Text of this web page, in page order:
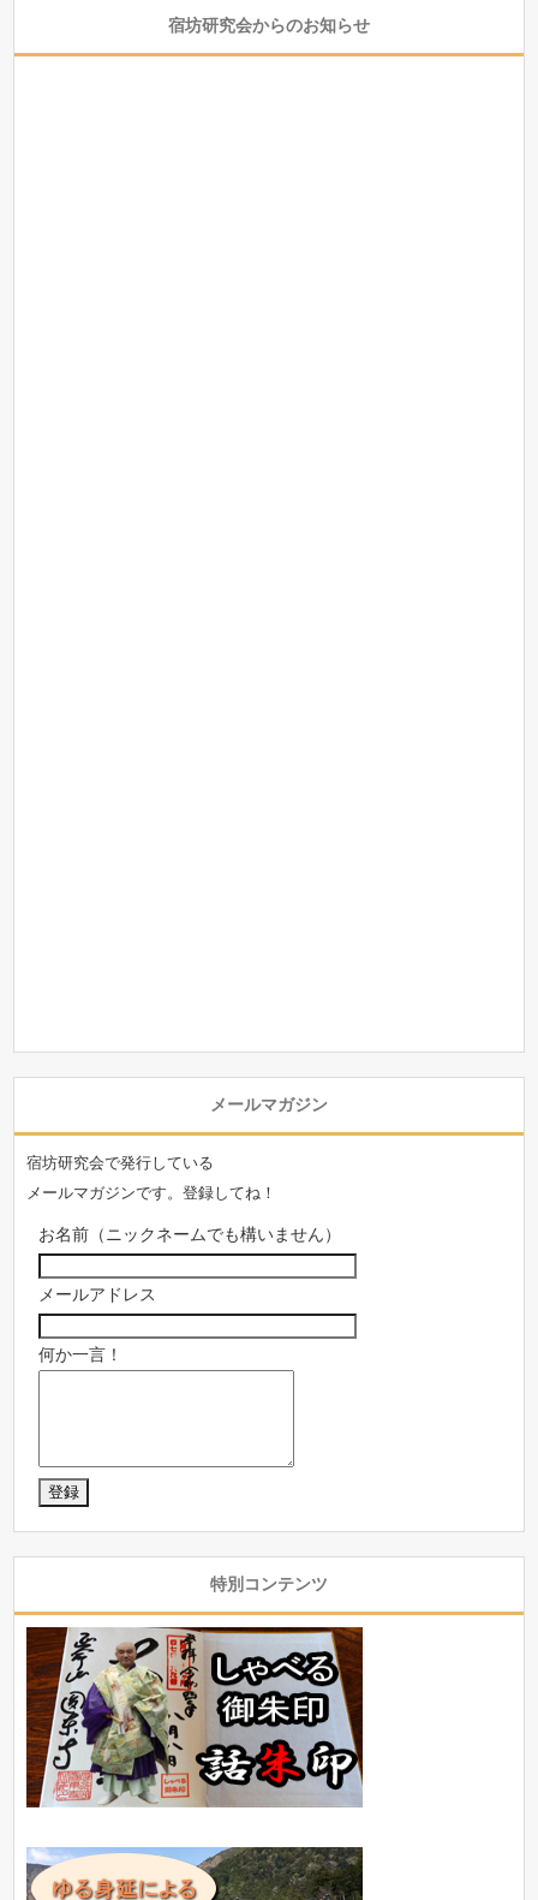
宿坊研究会からのお知らせ
メールマガジン
宿坊研究会で発行している
メールマガジンです。登録してね！
お名前（ニックネームでも構いません）
メールアドレス
何か一言！
特別コンテンツ